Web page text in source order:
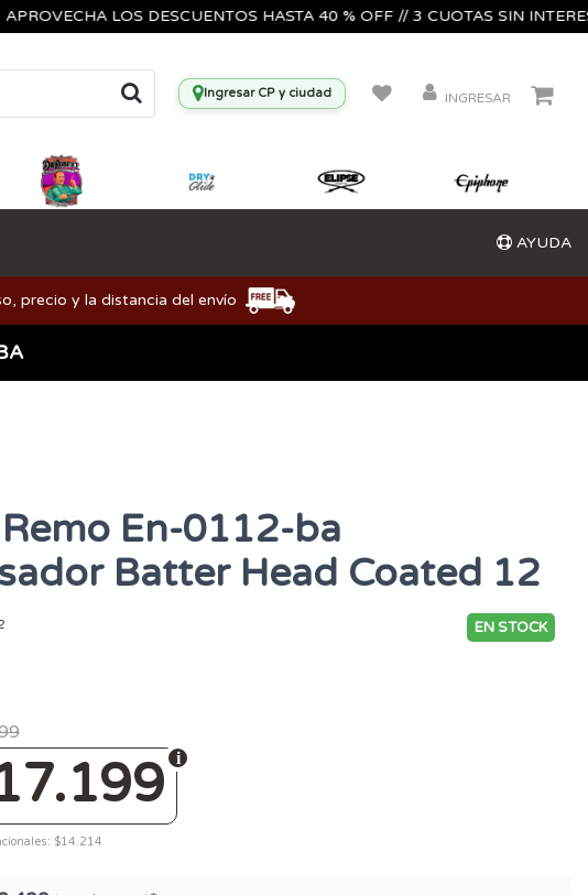
LOS DESCUENTOS HASTA 40 % OFF // 3 CUOTAS SIN
Ingresar CP y ciudad INGRESAR
AYUDA
precio y la distancia del envío
En-0112-ba
Batter Head Coated 12
EN STOCK
$14.214